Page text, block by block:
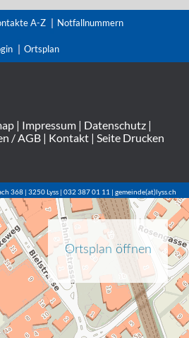
A-Z Notfallnummern
Ortsplan
| Impressum| Datenschutz|
/ AGB| Kontakt| Seite Drucken
368 | 3250 Lyss | 032 387 01 11 | gemeinde(at)lyss.ch